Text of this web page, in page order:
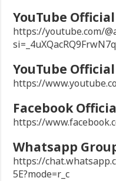
YouTube
https://youtube.com/
si=_4uXQacRQ9FrwN7q
YouTube
https://
Facebook
https://
Whatsapp
https://
5E?mode=r_c